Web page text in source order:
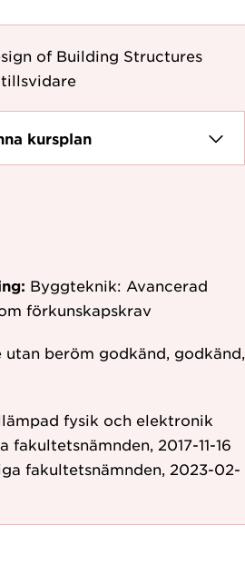
of Building Structures
kursplan
Byggteknik: Avancerad
förkunskapskrav
beröm godkänd, godkänd,
fysik och elektronik
2017-11-16
fakultetsnämnden, 2023-02-